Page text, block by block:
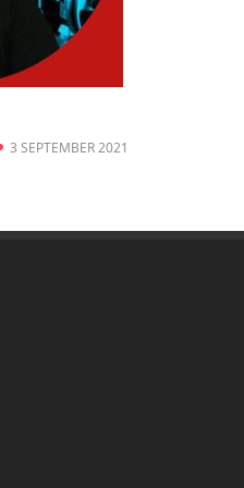
3 SEPTEMBER 2021